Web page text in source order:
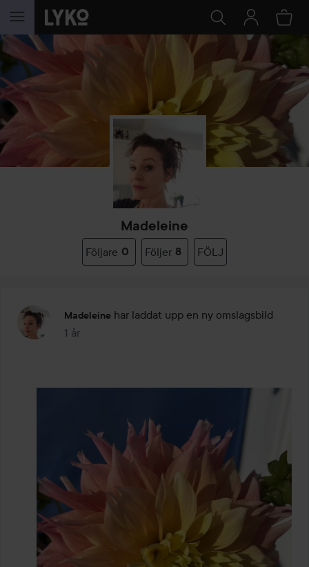
HOPPA TILL INNEHÅLLET
Madeleine
Följare 0 Följer 8 FÖLJ
Madeleine har laddat upp en ny omslagsbild
1 år
Inlägget skapades 1 år